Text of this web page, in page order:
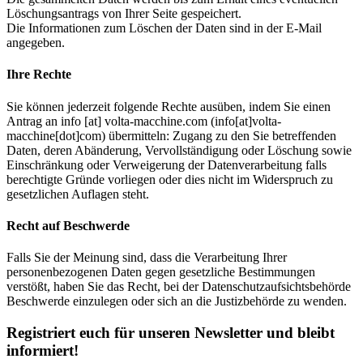
Löschungsantrags von Ihrer Seite gespeichert.
Die Informationen zum Löschen der Daten sind in der E-Mail
angegeben.
Ihre Rechte
Sie können jederzeit folgende Rechte ausüben, indem Sie einen
Antrag an info [at] volta-macchine.com (info[at]volta-
macchine[dot]com) übermitteln: Zugang zu den Sie betreffenden
Daten, deren Abänderung, Vervollständigung oder Löschung sowie
Einschränkung oder Verweigerung der Datenverarbeitung falls
berechtigte Gründe vorliegen oder dies nicht im Widerspruch zu
gesetzlichen Auflagen steht.
Recht auf Beschwerde
Falls Sie der Meinung sind, dass die Verarbeitung Ihrer
personenbezogenen Daten gegen gesetzliche Bestimmungen
verstößt, haben Sie das Recht, bei der Datenschutzaufsichtsbehörde
Beschwerde einzulegen oder sich an die Justizbehörde zu wenden.
Registriert euch für unseren Newsletter und bleibt
informiert!